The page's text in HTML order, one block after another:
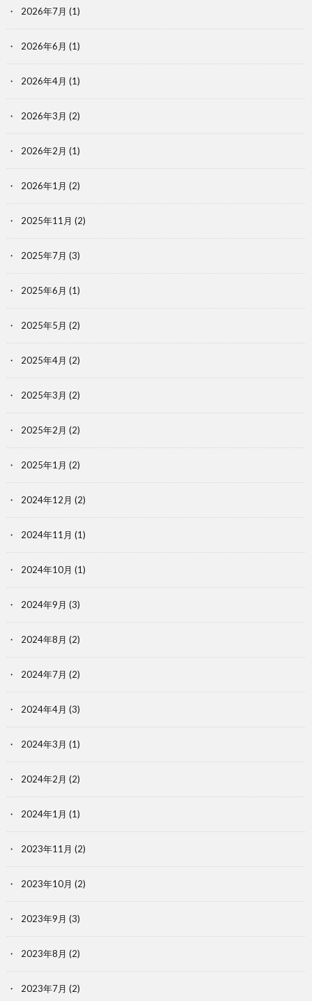
2026年7月 (1)
2026年6月 (1)
2026年4月 (1)
2026年3月 (2)
2026年2月 (1)
2026年1月 (2)
2025年11月 (2)
2025年7月 (3)
2025年6月 (1)
2025年5月 (2)
2025年4月 (2)
2025年3月 (2)
2025年2月 (2)
2025年1月 (2)
2024年12月 (2)
2024年11月 (1)
2024年10月 (1)
2024年9月 (3)
2024年8月 (2)
2024年7月 (2)
2024年4月 (3)
2024年3月 (1)
2024年2月 (2)
2024年1月 (1)
2023年11月 (2)
2023年10月 (2)
2023年9月 (3)
2023年8月 (2)
2023年7月 (2)